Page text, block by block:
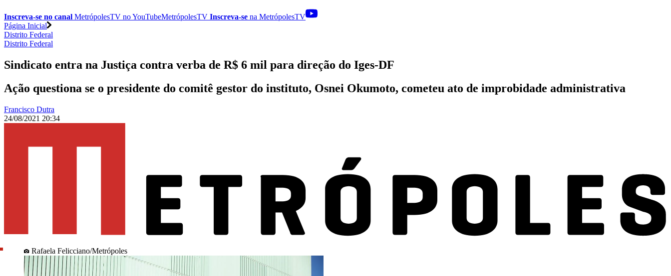
Inscreva-se no canal MetrópolesTV noYouTubeMetrópolesTV Inscreva-se na MetrópolesTV
Página Inicial
Distrito Federal
Distrito Federal
Sindicato entra na Justiça contra verba de R$ 6 mil para direção do Iges-DF
Ação questiona se o presidente do comitê gestor do instituto, Osnei Okumoto, cometeu ato de improbidade administrativa
Francisco Dutra
24/08/2021 20:34
Rafaela Felicciano/Metrópoles